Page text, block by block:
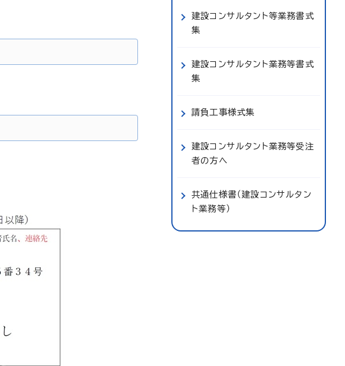
建設コンサルタント等業務書式
集
建設コンサルタント業務等書式
集
請負工事様式集
建設コンサルタント業務等受注
者の方へ
共通仕様書（建設コンサルタン
ト業務等）